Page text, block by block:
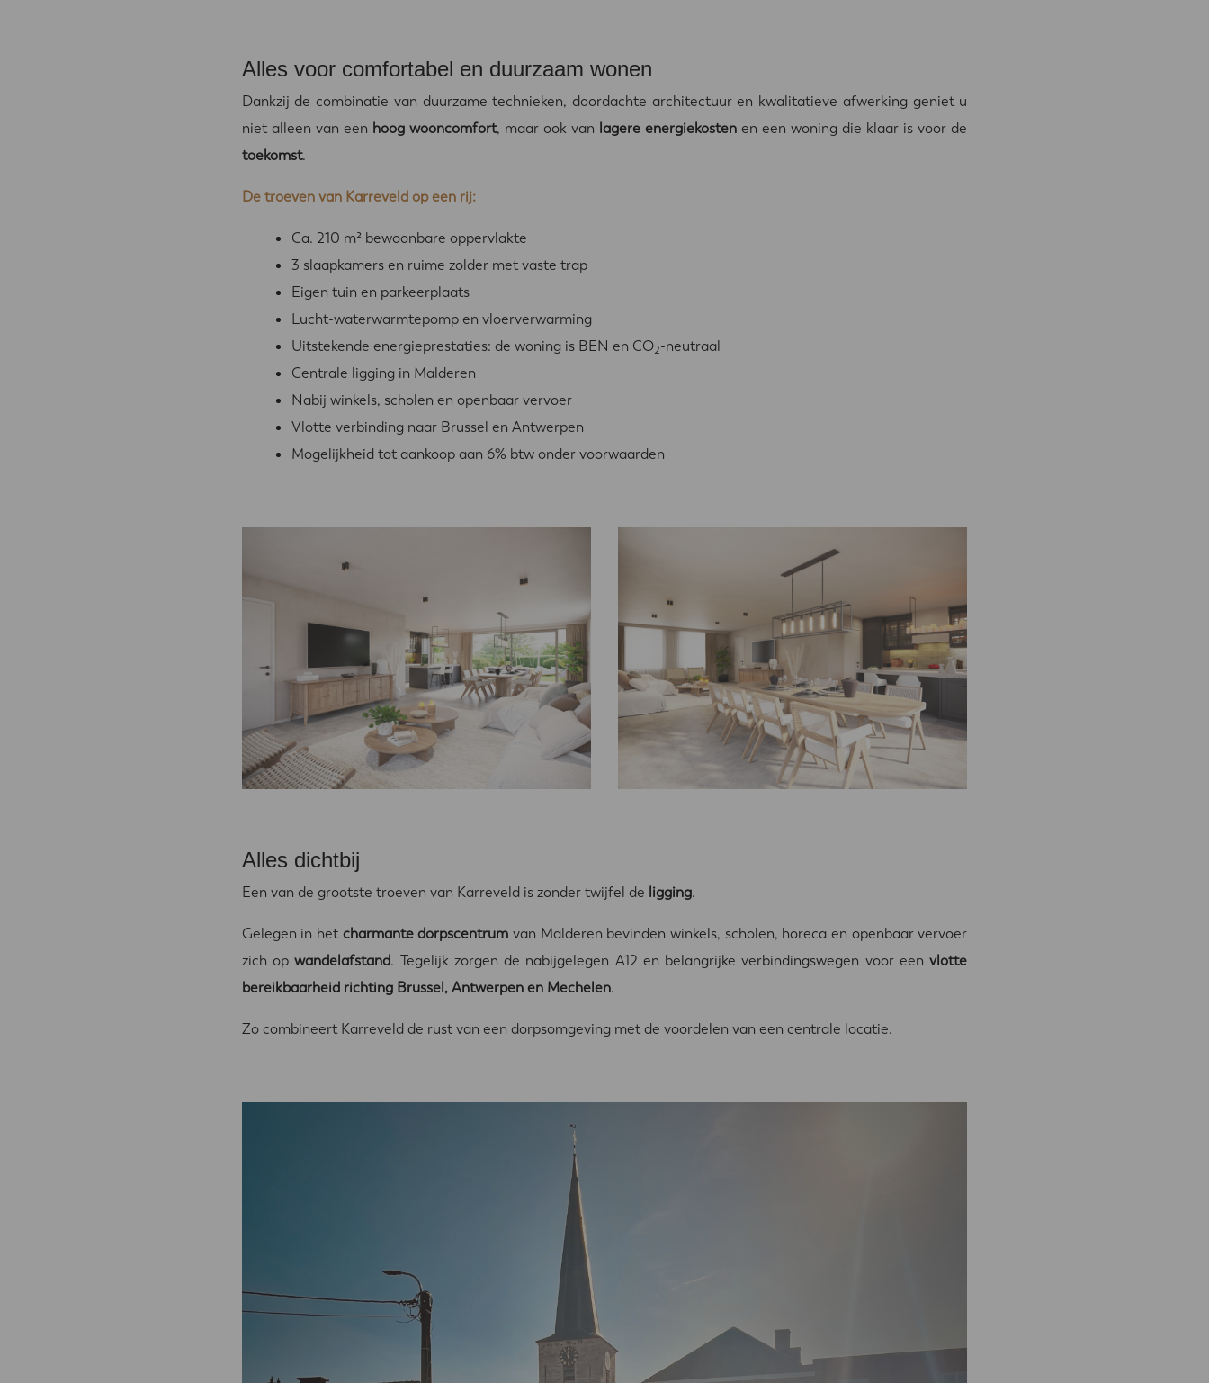
Alles voor comfortabel en duurzaam wonen
Dankzij de combinatie van duurzame technieken, doordachte architectuur en kwalitatieve afwerking geniet u
niet alleen van een hoog wooncomfort, maar ook van lagere energiekosten en een woning die klaar is voor de
toekomst.
De troeven van Karreveld op een rij:
Ca. 210 m² bewoonbare oppervlakte
3 slaapkamers en ruime zolder met vaste trap
Eigen tuin en parkeerplaats
Lucht-waterwarmtepomp en vloerverwarming
Uitstekende energieprestaties: de woning is BEN en CO2-neutraal
Centrale ligging in Malderen
Nabij winkels, scholen en openbaar vervoer
Vlotte verbinding naar Brussel en Antwerpen
Mogelijkheid tot aankoop aan 6% btw onder voorwaarden
Alles dichtbij
Een van de grootste troeven van Karreveld is zonder twijfel de ligging.
Gelegen in het charmante dorpscentrum van Malderen bevinden winkels, scholen, horeca en openbaar vervoer
zich opwandelafstand. Tegelijk zorgen de nabijgelegen A12 en belangrijke verbindingswegen voor eenvlotte
bereikbaarheid richting Brussel, Antwerpen en Mechelen.
Zo combineert Karreveld de rust van een dorpsomgeving met de voordelen van een centrale locatie.